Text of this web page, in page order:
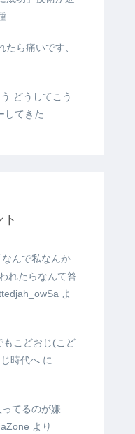
たら痛いです、
どうしてこう
してきた
なんで私なんか
れたらなんて答
よ
もこどおじ(こど
時代へ に
ってるのが嫌
より